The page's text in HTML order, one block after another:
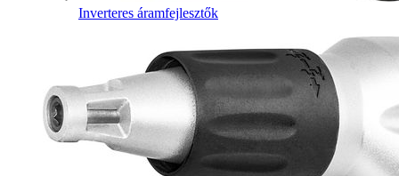
Inverteres áramfejlesztők